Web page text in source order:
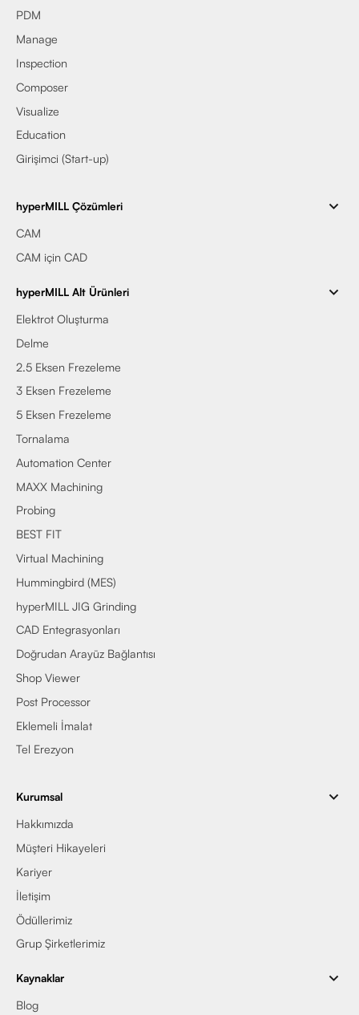
PDM
Manage
Inspection
Composer
Visualize
Education
Girişimci (Start-up)
hyperMILL Çözümleri
CAM
CAM için CAD
hyperMILL Alt Ürünleri
Elektrot Oluşturma
Delme
2.5 Eksen Frezeleme
3 Eksen Frezeleme
5 Eksen Frezeleme
Tornalama
Automation Center
MAXX Machining
Probing
BEST FIT
Virtual Machining
Hummingbird (MES)
hyperMILL JIG Grinding
CAD Entegrasyonları
Doğrudan Arayüz Bağlantısı
Shop Viewer
Post Processor
Eklemeli İmalat
Tel Erezyon
Kurumsal
Hakkımızda
Müşteri Hikayeleri
Kariyer
İletişim
Ödüllerimiz
Grup Şirketlerimiz
Kaynaklar
Blog